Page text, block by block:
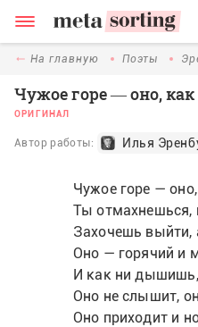
На главную Поэты
Чужое горе — оно, как
ОРИГИНАЛ
Автор работы: Илья
Чужое горе —
Ты отмахнешься,
Захочешь выйти,
Оно — горячий и
И как ни
Оно не слышит,
Оно приходит и